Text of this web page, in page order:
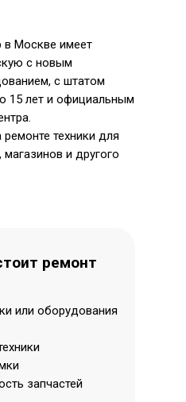
в Москве имеет
с новым
с штатом
15 лет и официальным
техники для
и другого
ремонт
или оборудования
запчастей